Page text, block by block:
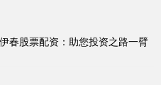
春股票配资：助您投资之路一臂